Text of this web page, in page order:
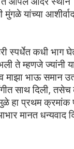
मुंगळे यांच्या
स्पर्धेत कधी भाग
ते म्हणजे ज्यांनी
भाऊ समान
साथ दिली,
हा प्रथम क्रमांक
मानत धन्यवाद